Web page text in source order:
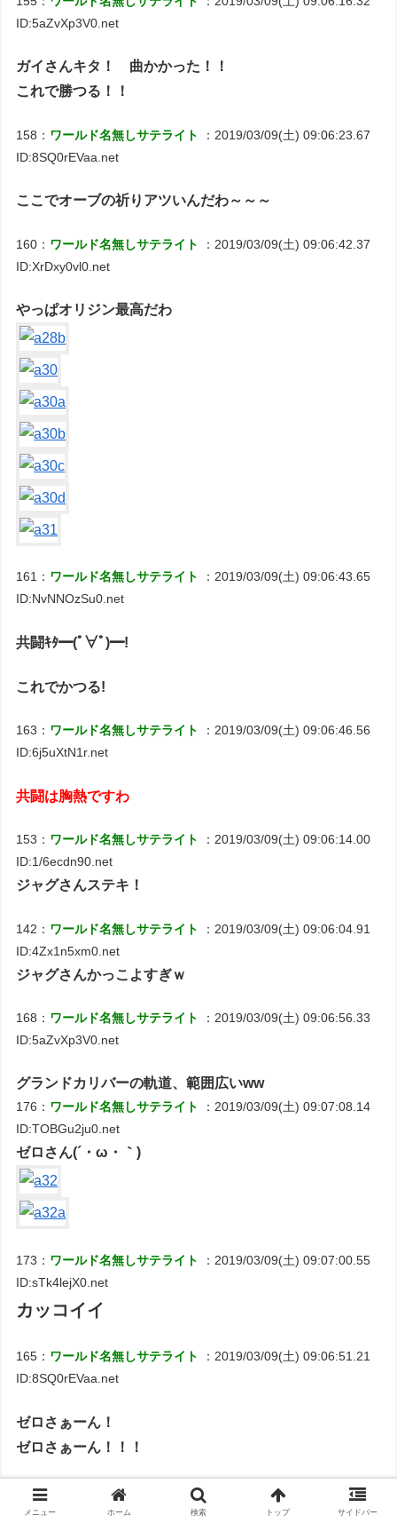
ID:5aZvXp3V0.net
ガイさんキタ！ 曲かかった！！
これで勝つる！！
158： ワールド名無しサテライト
：2019/03/09(土) 09:06:23.67
ID:8SQ0rEVaa.net
ここでオーブの祈りアツいんだわ～～～
160： ワールド名無しサテライト
：2019/03/09(土) 09:06:42.37
ID:XrDxy0vl0.net
やっぱオリジン最高だわ
161： ワールド名無しサテライト
：2019/03/09(土) 09:06:43.65
ID:NvNNOzSu0.net
共闘ｷﾀ━(ﾟ∀ﾟ)━!
これでかつる!
163： ワールド名無しサテライト
：2019/03/09(土) 09:06:46.56
ID:6j5uXtN1r.net
共闘は胸熱ですわ
153： ワールド名無しサテライト
：2019/03/09(土) 09:06:14.00
ID:1/6ecdn90.net
ジャグさんステキ！
142： ワールド名無しサテライト
：2019/03/09(土) 09:06:04.91
ID:4Zx1n5xm0.net
ジャグさんかっこよすぎｗ
168： ワールド名無しサテライト
：2019/03/09(土) 09:06:56.33
ID:5aZvXp3V0.net
グランドカリバーの軌道、範囲広いww
176： ワールド名無しサテライト
：2019/03/09(土) 09:07:08.14
ID:TOBGu2ju0.net
ゼロさん(´・ω・｀)
173： ワールド名無しサテライト
：2019/03/09(土) 09:07:00.55
ID:sTk4lejX0.net
カッコイイ
165： ワールド名無しサテライト
：2019/03/09(土) 09:06:51.21
ID:8SQ0rEVaa.net
ゼロさぁーん！
ゼロさぁーん！！！
194： ワールド名無しサテライト：2019/03/09(土) 09:07:58.58
ID:UvlU8m1H0.net
メニュー ホーム 検索 トップ サイドバー